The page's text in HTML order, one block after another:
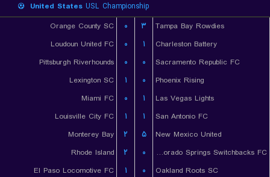
United States USL Championship
Orange County SC
۰ ۳
Tampa Bay Rowdies
Loudoun United FC
۰ ۱
Charleston Battery
Pittsburgh Riverhounds
۰ ۰
Sacramento Republic FC
Lexington SC
۱ ۰
Phoenix Rising
Miami FC
۰ ۱
Las Vegas Lights
Louisville City FC
۱ ۱
San Antonio FC
Monterey Bay
۲ ۵
New Mexico United
Rhode Island
۲ ۰
Colorado Springs Switchbacks FC
El Paso Locomotive FC
۱ ۰
Oakland Roots SC